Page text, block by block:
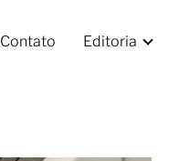
Contato Editoria